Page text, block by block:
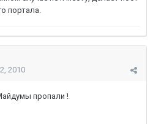
портала.
2010
пропали !